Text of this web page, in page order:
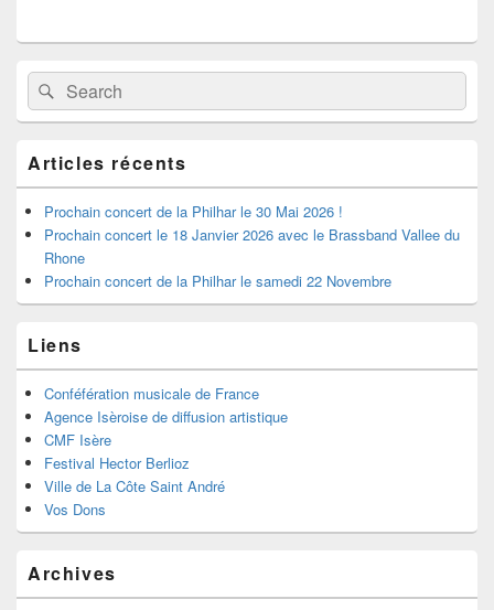
Zone
principale
de
widget
barre
latérale
Recherche :Rechercher
Articles récents
Prochain concert de la Philhar le 30 Mai 2026 !
Prochain concert le 18 Janvier 2026 avec le Brassband Vallee du
Rhone
Prochain concert de la Philhar le samedi 22 Novembre
Liens
Conféfération musicale de France
Agence Isèroise de diffusion artistique
CMF Isère
Festival Hector Berlioz
Ville de La Côte Saint André
Vos Dons
Archives